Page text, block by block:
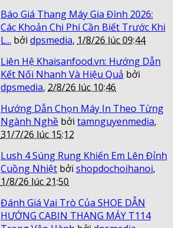
Báo Giá Thang Máy Gia Đình 2026:
Các Khoản Chi Phí Cần Biết Trước Khi
L... bởi dpsmedia, 1/8/26 lúc 09:44
Liên Hệ Khaisanfood.vn: Hướng Dẫn
Kết Nối Nhanh Và Hiệu Quả bởi
dpsmedia, 2/8/26 lúc 10:46
Hướng Dẫn Chọn Máy In Theo Từng
Ngành Nghề bởi tamnguyenmedia,
31/7/26 lúc 15:12
Lush 4 Súng Rung Khiến Em Lên Đỉnh
Cuồng Nhiệt bởi shopdochoihanoi,
1/8/26 lúc 21:50
Đánh Giá Vai Trò Của SHOE DẪN
HƯỚNG CABIN THANG MÁY T114